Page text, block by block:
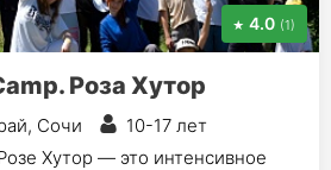
4.0 (1)
Роза Хутор
Сочи
10-17 лет
Хутор — это интенсивное